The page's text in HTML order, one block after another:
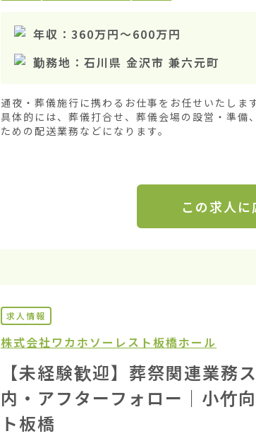
年収： 360万円〜600万円
勤務地： 石川県 金沢市 兼六元町
通夜・葬儀施行に携わるお仕事をお任せいたします
具体的には、葬儀打合せ、葬儀会場の設営・準備
ための配送業務などになります。
この求人に
求人情報
株式会社ワカホ ソーレスト板橋ホール
【未経験歓迎】葬祭関連業務
内・アフターフォロー｜小竹
ト板橋